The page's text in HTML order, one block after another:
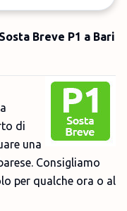
Breve P1 a Bari
di
una
Consigliamo
per qualche ora o al